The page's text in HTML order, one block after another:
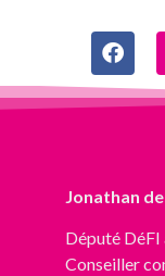
Jonathan
Député DéFI
Conseiller